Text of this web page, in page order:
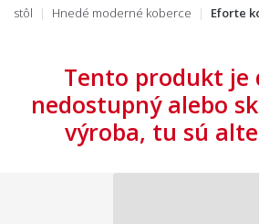
stôl
Hnedé moderné koberce Eforte
Tento produkt je
nedostupný alebo
výroba, tu sú